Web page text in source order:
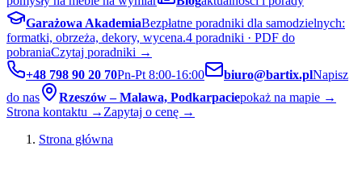
Garażowa AkademiaBezpłatne poradniki dla samodzielnych:
formatki, obrzeża, dekory, wycena.4 poradniki · PDF do
pobraniaCzytaj poradniki →
+48 798 90 20 70Pn-Pt 8:00-16:00 biuro@bartix.plNapisz
do nas
Rzeszów – Malawa, Podkarpaciepokaż na mapie →
Strona kontaktu → Zapytaj o cenę →
Strona główna